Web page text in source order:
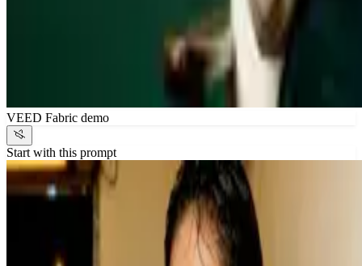
VEED Fabric demo
Start with this prompt